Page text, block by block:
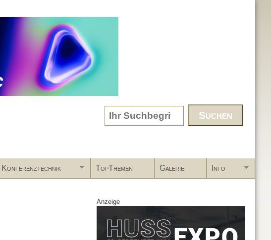
Search form
Konferenztechnik TopThemen Galerie Info
Anzeige